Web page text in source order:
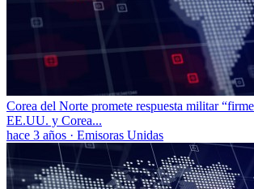
Corea del Norte promete respuesta militar
EE.UU. y Corea...
hace 3 años · Emisoras Unidas